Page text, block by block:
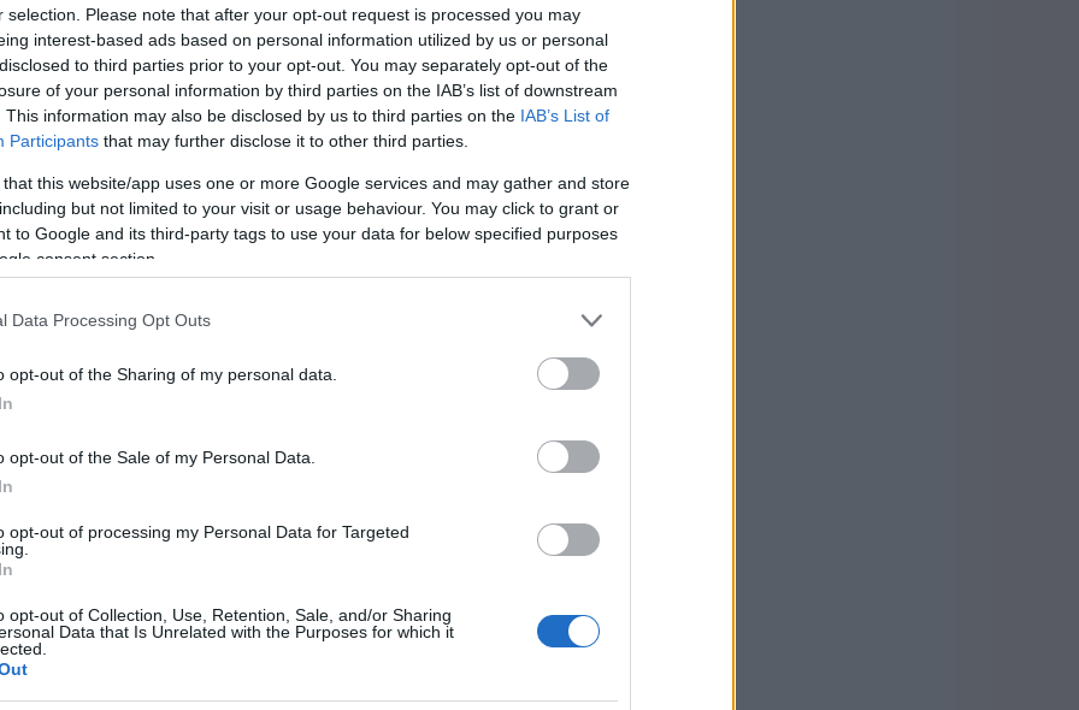
selection. Please note that after your opt-out request is processed you may
interest-based ads based on personal information utilized by us or personal
to third parties prior to your opt-out. You may separately opt-out of the
of your personal information by third parties on the IAB’s list of downstream
This information may also be disclosed by us to third parties on the IAB’s List of
Participants that may further disclose it to other third parties.
that this website/app uses one or more Google services and may gather and store
but not limited to your visit or usage behaviour. You may click to grant or
to Google and its third-party tags to use your data for below specified purposes
consent section.
Data Processing Opt Outs
opt-out of the Sharing of my personal data.
opt-out of the Sale of my Personal Data.
opt-out of processing my Personal Data for Targeted
opt-out of Collection, Use, Retention, Sale, and/or Sharing
Data that Is Unrelated with the Purposes for which it
. La finale, andata in onda il6 luglio 2026ha
euroe l’opportunità di collaborare con i
visto la partecipazione di giovani talenti che
in diverse prove, tra cui cypher, videoclip e
da